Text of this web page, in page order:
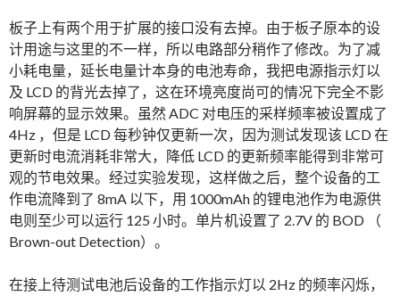
板子上有两个用于扩展的接口没有去掉。由于板子原本的设
计用途与这里的不一样，所以电路部分稍作了修改。为了减
小耗电量，延长电量计本身的电池寿命，我把电源指示灯以
及 LCD 的背光去掉了，这在环境亮度尚可的情况下完全不影
响屏幕的显示效果。虽然 ADC 对电压的采样频率被设置成了
4Hz ，但是 LCD 每秒钟仅更新一次，因为测试发现该 LCD 在
更新时电流消耗非常大，降低 LCD 的更新频率能得到非常可
观的节电效果。经过实验发现，这样做之后，整个设备的工
作电流降到了 8mA 以下，用 1000mAh 的锂电池作为电源供
电则至少可以运行 125 小时。单片机设置了 2.7V 的 BOD （
Brown-out Detection）。
在接上待测试电池后设备的工作指示灯以 2Hz 的频率闪烁，